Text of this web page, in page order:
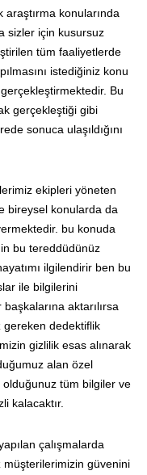
konularında
sizler için kusursuz
tüm faaliyetlerde
istediğiniz konu
Bu
gerçekleştiği gibi
sonuca ulaşıldığını
ekipleri yöneten
bireysel konularda da
bu konuda
bu tereddüdünüz
ilgilendirir ben bu
ile bilgilerini
aktarılırsa
gereken dedektiflik
gizlilik esas alınarak
alan özel
tüm bilgiler ve
kalacaktır.
çalışmalarda
güvenini